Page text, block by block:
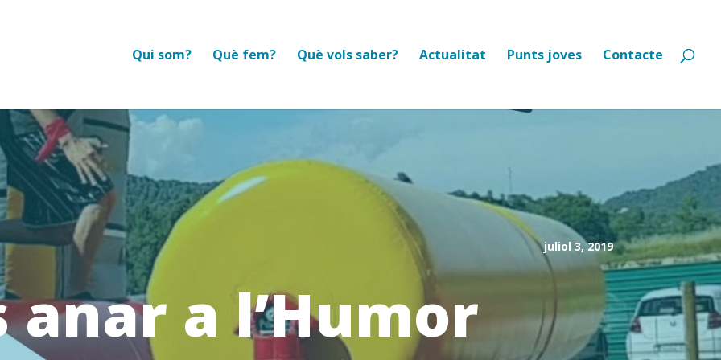
Qui som? Què fem? Què vols saber? Actualitat Punts joves Contacte
juliol 3, 2019
anar a l’Humor